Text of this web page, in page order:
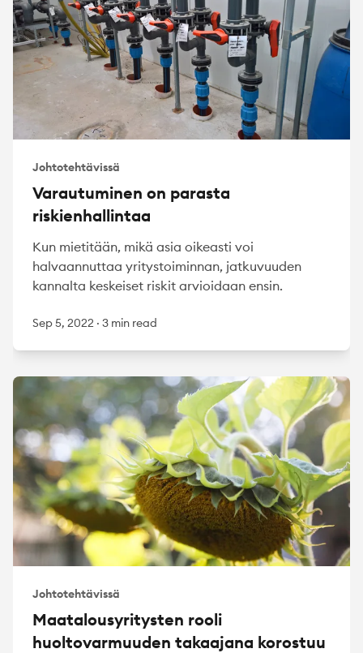
Johtotehtävissä
Varautuminen on parasta
riskienhallintaa
Kun mietitään, mikä asia oikeasti voi
halvaannuttaa yritystoiminnan, jatkuvuuden
kannalta keskeiset riskit arvioidaan ensin.
Sep 5, 2022 · 3 min read
Johtotehtävissä
Maatalousyritysten rooli
huoltovarmuuden takaajana korostuu